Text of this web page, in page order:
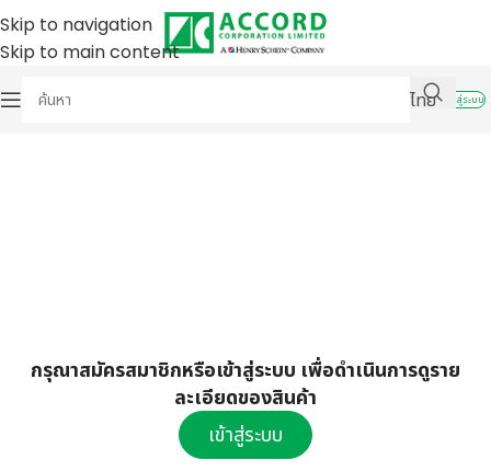
Skip to navigation
Skip to main content
ไทย
เข้าสู่ระบบ
กรุณาสมัครสมาชิกหรือเข้าสู่ระบบ เพื่อดำเนินการดูราย
ละเอียดของสินค้า
เข้าสู่ระบบ